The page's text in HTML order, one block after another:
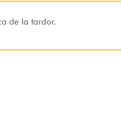
de la tardor.